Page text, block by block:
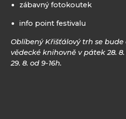
zábavný fotokoutek
info point festivalu
Oblíbený Křišťálový trh se
vědecké knihovně v pátek 28.
29. 8. od 9-16h.